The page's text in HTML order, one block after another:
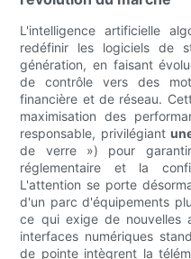
L'intelligence artificielle
redéfinir les logiciels de
génération, en faisant
de contrôle vers des
financière et de réseau.
maximisation des
responsable, privilégiant
de verre ») pour
réglementaire et la
L'attention se porte
d'un parc d'équipements
ce qui exige de nouvelles
interfaces numériques
de pointe intègrent la